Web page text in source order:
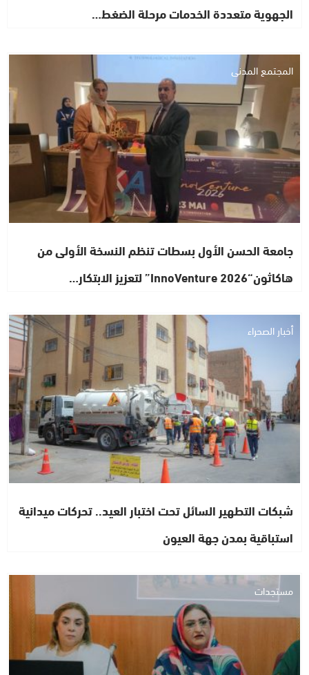
الجهوية متعددة الخدمات مرحلة الضغط…
المجتمع المدني
جامعة الحسن الأول بسطات تنظم النسخة الأولى من
هاكاثون“InnoVenture 2026” لتعزيز الابتكار…
أخبار الصحراء
شبكات التطهير السائل تحت اختبار العيد.. تحركات ميدانية
استباقية بمدن جهة العيون
مستجدات